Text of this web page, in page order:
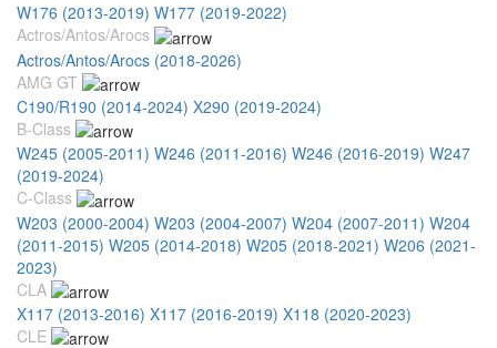
W176 (2013-2019) W177 (2019-2022)
Actros/Antos/Arocs
Actros/Antos/Arocs (2018-2026)
AMG GT
C190/R190 (2014-2024) X290 (2019-2024)
B-Class
W245 (2005-2011) W246 (2011-2016) W246 (2016-2019) W247
(2019-2024)
C-Class
W203 (2000-2004) W203 (2004-2007) W204 (2007-2011) W204
(2011-2015) W205 (2014-2018) W205 (2018-2021) W206 (2021-
2023)
CLA
X117 (2013-2016) X117 (2016-2019) X118 (2020-2023)
CLE